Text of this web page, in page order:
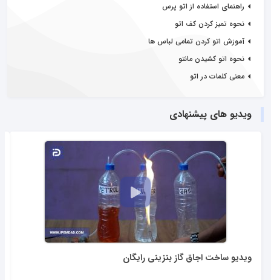
راهنمای استفاده از اتو پرس
نحوه تمیز کردن کف اتو
آموزش اتو کردن تمامی لباس ها
نحوه اتو کشیدن مانتو
معنی کلمات در اتو
ویدیو های پیشنهادی
ویدیو ساخت اجاق گاز بنزینی رایگان